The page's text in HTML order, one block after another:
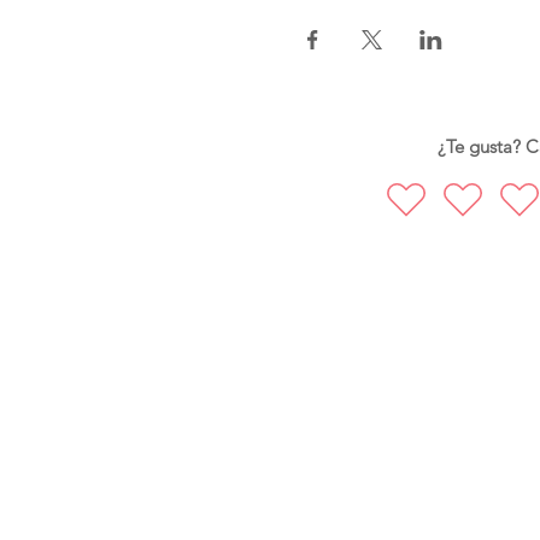
¿Te gusta?